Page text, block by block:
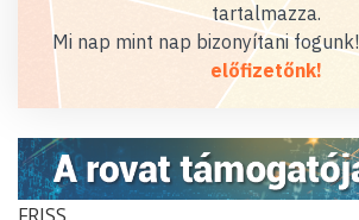
tartalmazza.
Mi nap mint nap bizonyítani fogunk!
előfizetőnk!